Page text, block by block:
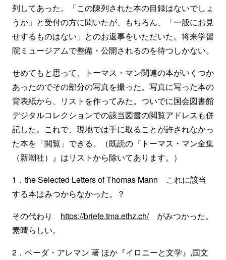
列してあった。「この陳列された本の目録はないでしょ
うか」と受付の方に聞いたが、もちろん、「一般にお見
せするものはない」とのお返事をいただいた。将来学習
院ミュージアムで整備・公開されるのを待つしかない。
せめてもと思って、トーマス・マン関連の本がいくつか
あったのでその部分の写真を撮った。写真に写った本の
背表紙から、リストを作ってみた。ついでに国会図書館
デジタルコレクションでの該当図書の閲覧アドレスも併
記した。これで、現地では手に取ることが許されなかっ
た本を「閲覧」できる。（既読の『トーマス・マン全集
（新潮社）』はリストから除いてあります。）
1．the Selected Letters of Thomas Mann これに該当
する本はみつからなかった。？
その代わり https://briefe.tma.ethz.ch/がみつかった。
素晴らしい。
2．ベーダ・アレマン 著 ほか『イロニーと文学』,国文